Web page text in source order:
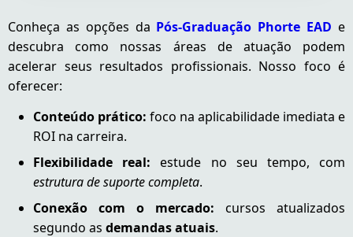
Conheça as opções da Pós-Graduação Phorte EAD e
descubra como nossas áreas de atuação podem
acelerar seus resultados profissionais. Nosso foco é
oferecer:
Conteúdo prático: foco na aplicabilidade imediata e
ROI na carreira.
Flexibilidade real: estude no seu tempo, com
estrutura de suporte completa.
Conexão com o mercado: cursos atualizados
segundo as demandas atuais.